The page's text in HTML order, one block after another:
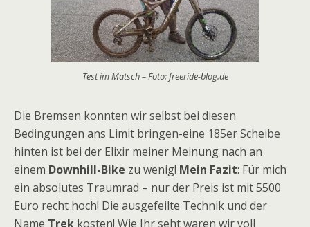
Test im Matsch – Foto: freeride-blog.de
Die Bremsen konnten wir selbst bei diesen
Bedingungen ans Limit bringen-eine 185er Scheibe
hinten ist bei der Elixir meiner Meinung nach an
einem Downhill-Bike zu wenig! Mein Fazit: Für mich
ein absolutes Traumrad – nur der Preis ist mit 5500
Euro recht hoch! Die ausgefeilte Technik und der
Name Trek kosten! Wie Ihr seht waren wir voll